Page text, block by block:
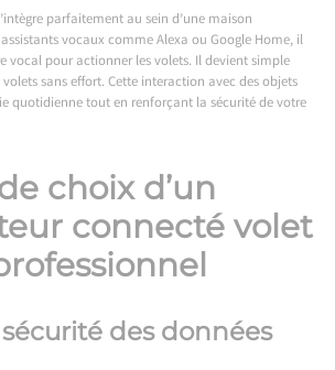
parfaitement au sein d’une maison
vocaux comme Alexa ou Google Home, il
vocal pour actionner les volets. Il devient simple
sans effort. Cette interaction avec des objets
quotidienne tout en renforçant la sécurité de votre
choix d’un
connecté volet
des données